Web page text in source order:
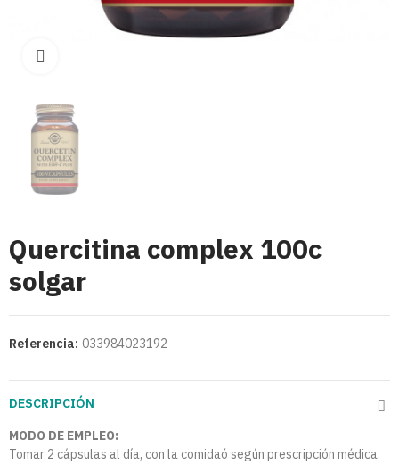
Quercitina complex 100c
solgar
Referencia: 033984023192
DESCRIPCIÓN
MODO DE EMPLEO:
Tomar 2 cápsulas al día, con la comidaó según prescripción médica.